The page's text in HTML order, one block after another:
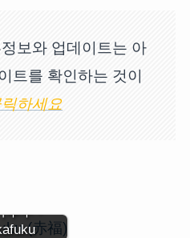
보와 업데이트는 아
트를 확인하는 것이
하세요
후쿠 -